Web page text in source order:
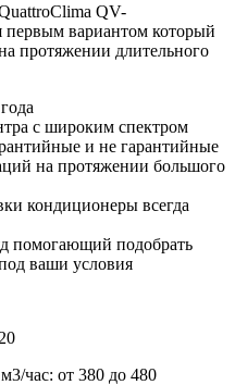
QV-
вариантом который
протяжении длительного
с широким спектром
и не гарантийные
на протяжении большого
кондиционеры всегда
помогающий подобрать
ваши условия
час: от 380 до 480